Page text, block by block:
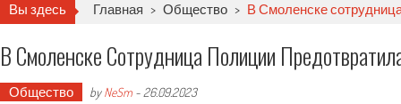
Вы здесь Главная > Общество > В Смоленске
В Смоленске Сотрудница Полиции
Общество byNeSm - 26.09.2023